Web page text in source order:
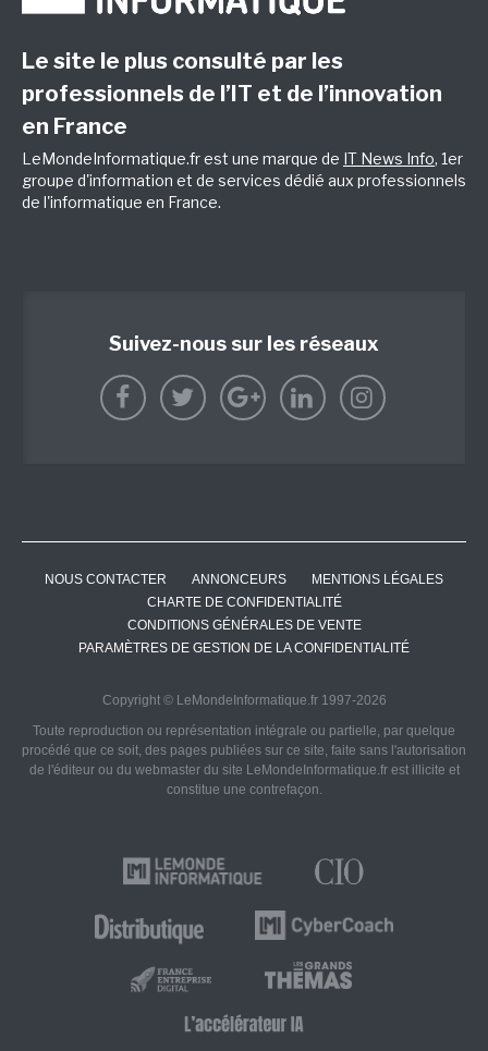
Le site le plus consulté par les
professionnels de l’IT et de l’innovation
en France
LeMondeInformatique.fr est une marque de IT News Info, 1er
groupe d'information et de services dédié aux professionnels
de l'informatique en France.
Suivez-nous sur les réseaux
NOUS CONTACTER ANNONCEURS
MENTIONS LÉGALES
CHARTE DE CONFIDENTIALITÉ
CONDITIONS GÉNÉRALES DE VENTE
PARAMÈTRES DE GESTION DE LA CONFIDENTIALITÉ
Copyright © LeMondeInformatique.fr 1997-2026
Toute reproduction ou représentation intégrale ou partielle, par quelque
procédé que ce soit, des pages publiées sur ce site, faite sans l'autorisation
de l'éditeur ou du webmaster du site LeMondeInformatique.fr est illicite et
constitue une contrefaçon.